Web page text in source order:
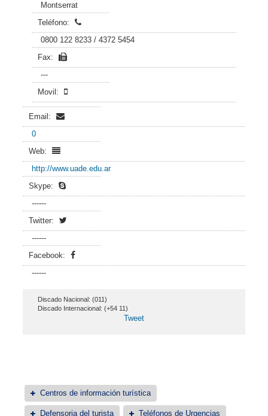
Montserrat
Teléfono:
0800 122 8233 / 4372 5454
Fax:
---
Movil:
Email:
0
Web:
http://www.uade.edu.ar
Skype:
------
Twitter:
------
Facebook:
------
Discado Nacional: (011)
Discado Internacional: (+54 11)
Tweet
Centros de información turística
Defensoria del turista Teléfonos de Urgencias